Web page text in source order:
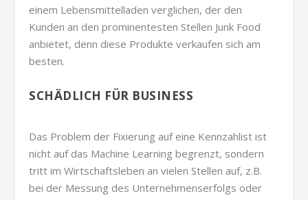
einem Lebensmittelladen verglichen, der den
Kunden an den prominentesten Stellen Junk Food
anbietet, denn diese Produkte verkaufen sich am
besten.
SCHÄDLICH FÜR BUSINESS
Das Problem der Fixierung auf eine Kennzahlist ist
nicht auf das Machine Learning begrenzt, sondern
tritt im Wirtschaftsleben an vielen Stellen auf, z.B.
bei der Messung des Unternehmenserfolgs oder